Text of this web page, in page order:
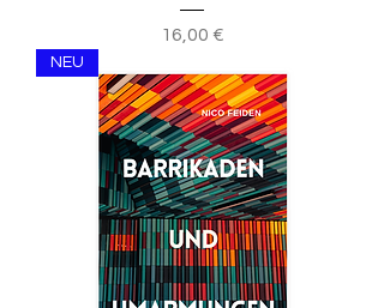
Preis
16,00 €
NEU